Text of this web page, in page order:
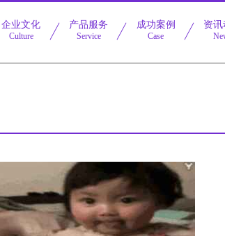
企业文化
Culture
产品服务
Service
成功案例
Case
资